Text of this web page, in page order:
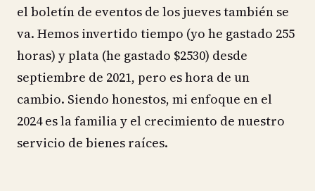
el boletín de eventos de los jueves también se
va. Hemos invertido tiempo (yo he gastado 255
horas) y plata (he gastado $2530) desde
septiembre de 2021, pero es hora de un
cambio. Siendo honestos, mi enfoque en el
2024 es la familia y el crecimiento de nuestro
servicio de bienes raíces.